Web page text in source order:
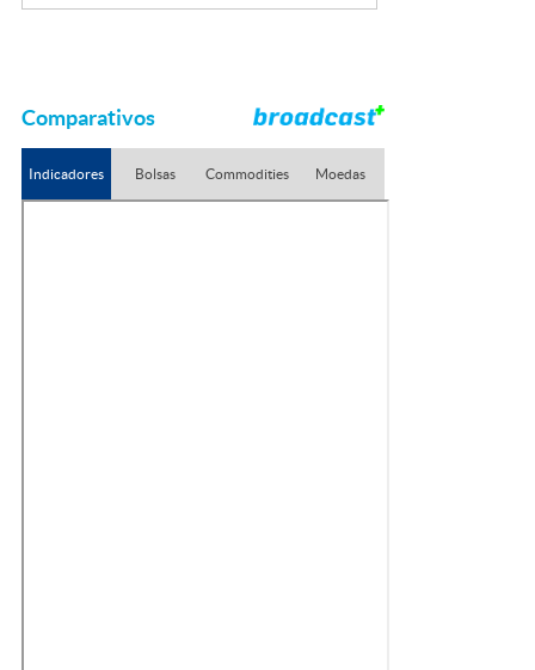
Comparativos
Indicadores Bolsas Commodities Moedas